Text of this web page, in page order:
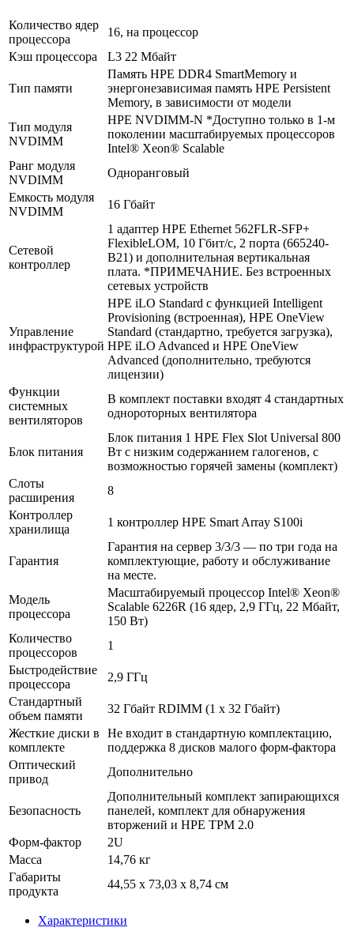
В корзину
Оплата и доставка
Количество ядер
процессора
16, на процессор
Кэш процессора
L3 22 Мбайт
Тип памяти
Память HPE DDR4 SmartMemory и
энергонезависимая память HPE Persistent
Memory, в зависимости от модели
Тип модуля
NVDIMM
HPE NVDIMM-N *Доступно только в 1-м
поколении масштабируемых процессоров
Intel® Xeon® Scalable
Ранг модуля
NVDIMM
Одноранговый
Емкость модуля
NVDIMM
16 Гбайт
Сетевой
контроллер
1 адаптер HPE Ethernet 562FLR-SFP+
FlexibleLOM, 10 Гбит/с, 2 порта (665240-
B21) и дополнительная вертикальная
плата. *ПРИМЕЧАНИЕ. Без встроенных
сетевых устройств
Управление
инфраструктурой
HPE iLO Standard с функцией Intelligent
Provisioning (встроенная), HPE OneView
Standard (стандартно, требуется загрузка),
HPE iLO Advanced и HPE OneView
Advanced (дополнительно, требуются
лицензии)
Функции
системных
вентиляторов
В комплект поставки входят 4 стандартных
однороторных вентилятора
Блок питания
Блок питания 1 HPE Flex Slot Universal 800
Вт с низким содержанием галогенов, с
возможностью горячей замены (комплект)
Слоты
расширения
8
Контроллер
хранилища
1 контроллер HPE Smart Array S100i
Гарантия
Гарантия на сервер 3/3/3 — по три года на
комплектующие, работу и обслуживание
на месте.
Модель
процессора
Масштабируемый процессор Intel® Xeon®
Scalable 6226R (16 ядер, 2,9 ГГц, 22 Мбайт,
150 Вт)
Количество
процессоров
1
Быстродействие
процессора
2,9 ГГц
Стандартный
объем памяти
32 Гбайт RDIMM (1 x 32 Гбайт)
Жесткие диски в
комплекте
Не входит в стандартную комплектацию,
поддержка 8 дисков малого форм-фактора
Оптический
привод
Дополнительно
Безопасность
Дополнительный комплект запирающихся
панелей, комплект для обнаружения
вторжений и HPE TPM 2.0
Форм-фактор
2U
Масса
14,76 кг
Габариты
продукта
44,55 x 73,03 x 8,74 см
Характеристики